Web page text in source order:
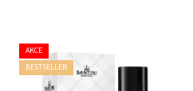
AKCE
BESTSELLER